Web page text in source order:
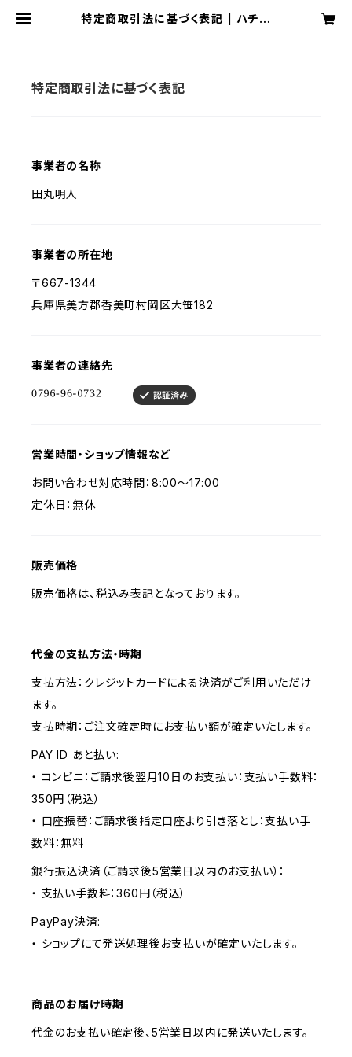
特定商取引法に基づく表記 | ハチ北
特定商取引法に基づく表記
事業者の名称
田丸明人
事業者の所在地
〒667-1344
兵庫県美方郡香美町村岡区大笹182
事業者の連絡先
営業時間・ショップ情報など
お問い合わせ対応時間：8:00〜17:00
定休日：無休
販売価格
販売価格は、税込み表記となっております。
代金の支払方法・時期
支払方法：クレジットカードによる決済がご利用いただけ
ます。
支払時期：ご注文確定時にお支払い額が確定いたします。
PAY ID あと払い:
・ コンビニ：ご請求後翌月10日のお支払い：支払い手数料：
350円（税込）
・ 口座振替：ご請求後指定口座より引き落とし：支払い手
数料：無料
銀行振込決済（ご請求後5営業日以内のお支払い）：
・ 支払い手数料：360円（税込）
PayPay決済:
・ ショップにて発送処理後お支払いが確定いたします。
商品のお届け時期
代金のお支払い確定後、5営業日以内に発送いたします。